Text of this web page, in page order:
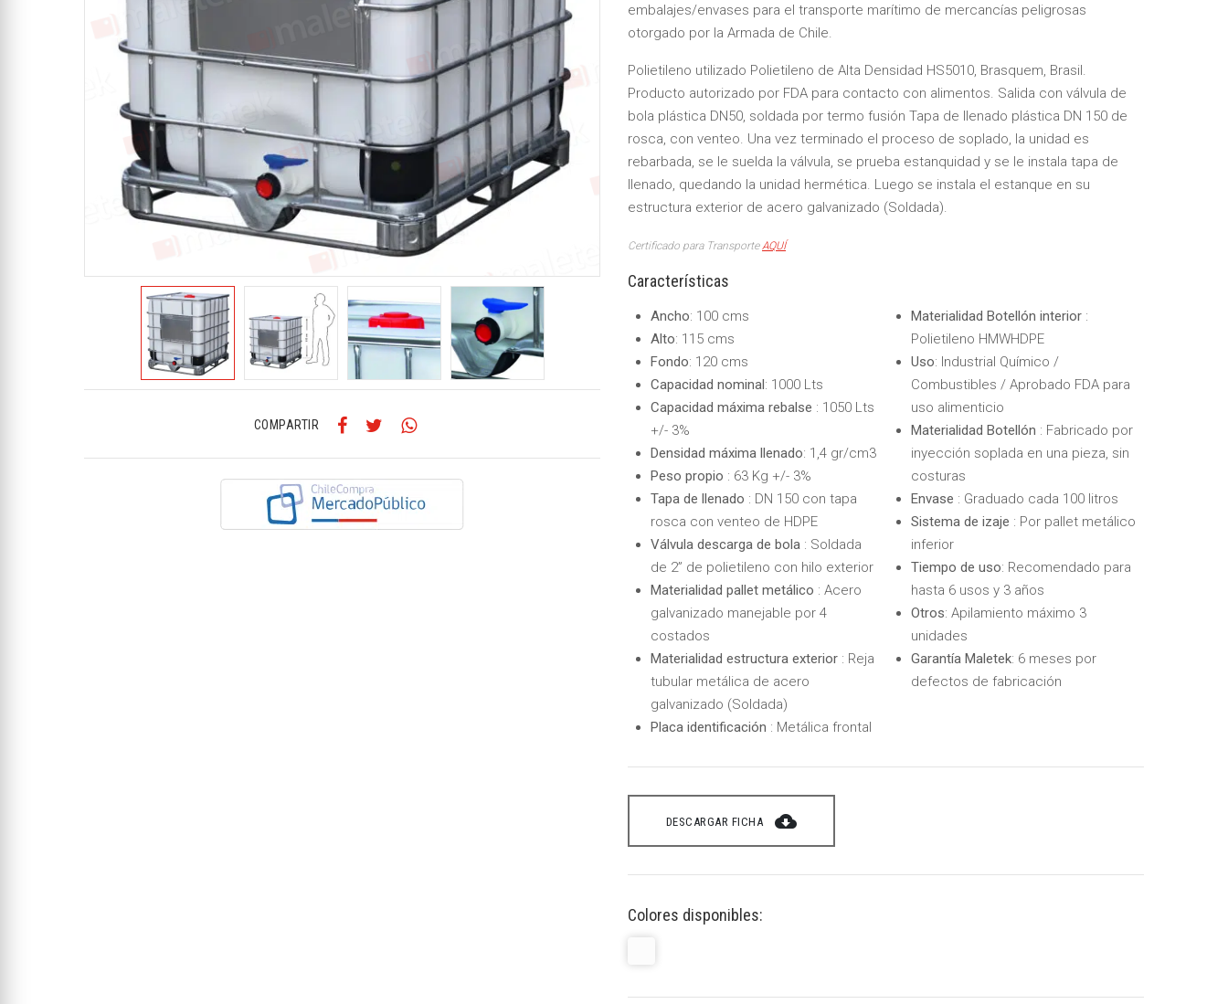
COMPARTIR
embalajes/envases para el transporte marítimo de mercancías peligrosas
otorgado por la Armada de Chile.
Polietileno utilizado Polietileno de Alta Densidad HS5010, Brasquem, Brasil.
Producto autorizado por FDA para contacto con alimentos. Salida con válvula de
bola plástica DN50, soldada por termo fusión Tapa de llenado plástica DN 150 de
rosca, con venteo. Una vez terminado el proceso de soplado, la unidad es
rebarbada, se le suelda la válvula, se prueba estanquidad y se le instala tapa de
llenado, quedando la unidad hermética. Luego se instala el estanque en su
estructura exterior de acero galvanizado (Soldada).
Certificado para TransporteAQUÍ
Características
Ancho: 100 cms
Alto: 115 cms
Fondo: 120 cms
Capacidad nominal: 1000 Lts
Capacidad máxima rebalse : 1050 Lts
+/- 3%
Densidad máxima llenado : 1,4 gr/cm3
Peso propio : 63 Kg +/- 3%
Tapa de llenado : DN 150 con tapa
rosca con venteo de HDPE
Válvula descarga de bola : Soldada
de 2” de polietileno con hilo exterior
Materialidad pallet metálico : Acero
galvanizado manejable por 4
costados
Materialidad estructura exterior : Reja
tubular metálica de acero
galvanizado (Soldada)
Placa identificación : Metálica frontal
Materialidad Botellón interior :
Polietileno HMWHDPE
Uso: Industrial Químico /
Combustibles / Aprobado FDA para
uso alimenticio
Materialidad Botellón : Fabricado por
inyección soplada en una pieza, sin
costuras
Envase : Graduado cada 100 litros
Sistema de izaje : Por pallet metálico
inferior
Tiempo de uso: Recomendado para
hasta 6 usos y 3 años
Otros: Apilamiento máximo 3
unidades
Garantía Maletek: 6 meses por
defectos de fabricación
DESCARGAR FICHA cloud_download
Colores disponibles: